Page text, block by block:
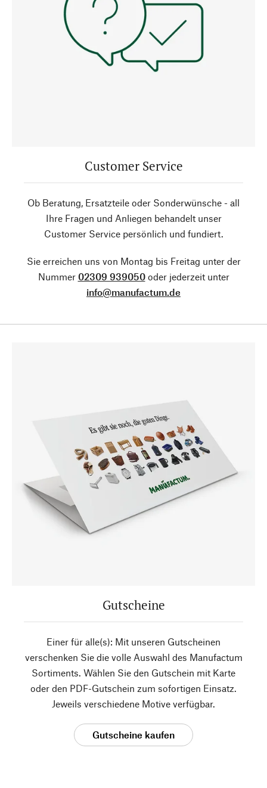
Customer Service
Ob Beratung, Ersatzteile oder Sonderwünsche - all
Ihre Fragen und Anliegen behandelt unser
Customer Service persönlich und fundiert.
Sie erreichen uns von Montag bis Freitag unter der
Nummer 02309 939050oder jederzeit unter
info@manufactum.de
Gutscheine
Einer für alle(s): Mit unseren Gutscheinen
verschenken Sie die volle Auswahl des Manufactum
Sortiments. Wählen Sie den Gutschein mit Karte
oder den PDF-Gutschein zum sofortigen Einsatz.
Jeweils verschiedene Motive verfügbar.
Gutscheine kaufen